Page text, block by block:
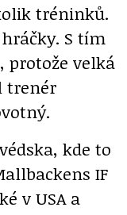
tréninků.
S tím
protože velká
trenér
kde to
IF
v USA a